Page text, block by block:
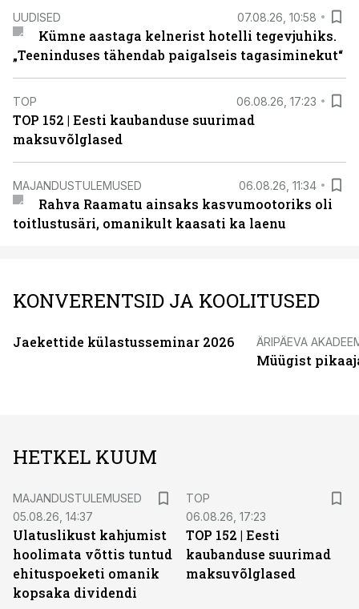
UUDISED 07.08.26, 10:58
Kümne aastaga kelnerist hotelli tegevjuhiks.
„Teeninduses tähendab paigalseis tagasiminekut“
TOP 06.08.26, 17:23
TOP 152 | Eesti kaubanduse suurimad
maksuvõlglased
MAJANDUSTULEMUSED 06.08.26, 11:34
Rahva Raamatu ainsaks kasvumootoriks oli
toitlustusäri, omanikult kaasati ka laenu
KONVERENTSID JA KOOLITUSED
Jaekettide külastusseminar 2026 ÄRIPÄEVA
Müügist
HETKEL KUUM
MAJANDUSTULEMUSED
05.08.26, 14:37
Ulatuslikust kahjumist
hoolimata võttis tuntud
ehituspoeketi omanik
kopsaka dividendi
TOP
06.08.26, 17:23
TOP 152 | Eesti
kaubanduse suurimad
maksuvõlglased